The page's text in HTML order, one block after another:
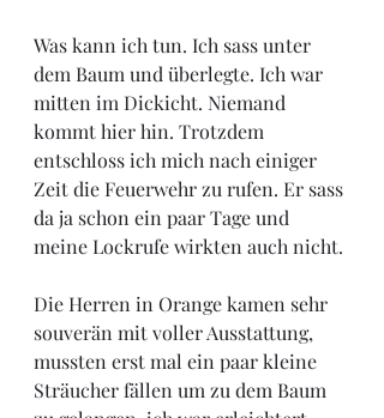
Was kann ich tun. Ich sass unter
dem Baum und überlegte. Ich war
mitten im Dickicht. Niemand
kommt hier hin. Trotzdem
entschloss ich mich nach einiger
Zeit die Feuerwehr zu rufen. Er sass
da ja schon ein paar Tage und
meine Lockrufe wirkten auch nicht.
Die Herren in Orange kamen sehr
souverän mit voller Ausstattung,
mussten erst mal ein paar kleine
Sträucher fällen um zu dem Baum